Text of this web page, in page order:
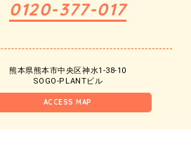
0120-377-017
ACCESS MAP
熊本県熊本市中央区神水1-38-10
SOGO-PLANTビル